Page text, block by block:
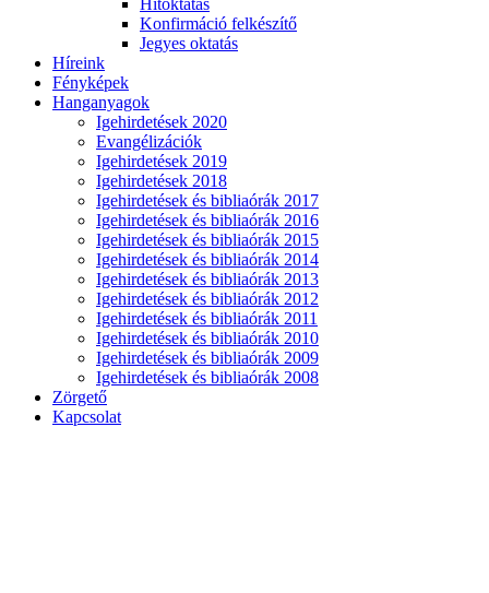
Konfirmáció felkészítő
Jegyes oktatás
Híreink
Fényképek
Hanganyagok
Igehirdetések 2020
Evangélizációk
Igehirdetések 2019
Igehirdetések 2018
Igehirdetések és bibliaórák 2017
Igehirdetések és bibliaórák 2016
Igehirdetések és bibliaórák 2015
Igehirdetések és bibliaórák 2014
Igehirdetések és bibliaórák 2013
Igehirdetések és bibliaórák 2012
Igehirdetések és bibliaórák 2011
Igehirdetések és bibliaórák 2010
Igehirdetések és bibliaórák 2009
Igehirdetések és bibliaórák 2008
Zörgető
Kapcsolat